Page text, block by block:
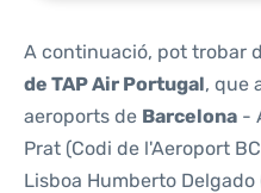
A continuació, pot trobar
de TAP Air Portugal, que
aeroports de Barcelona -
Prat (Codi de l'Aeroport
Lisboa Humberto Delgado